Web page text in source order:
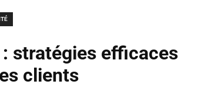
stratégies efficaces
clients